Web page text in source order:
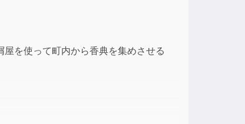
を使って町内から香典を集めさせる